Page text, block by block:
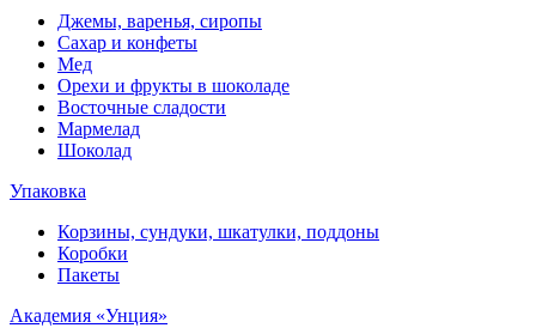
Джемы, варенья, сиропы
Сахар и конфеты
Мед
Орехи и фрукты в шоколаде
Восточные сладости
Мармелад
Шоколад
Упаковка
Корзины, сундуки, шкатулки, поддоны
Коробки
Пакеты
Академия «Унция»